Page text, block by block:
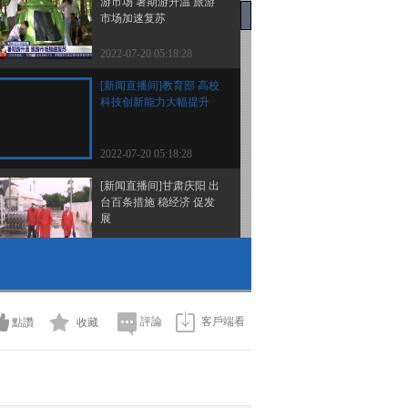
市场加速复苏
2022-07-20 05:18:28
[新闻直播间]教育部 高校
科技创新能力大幅提升
2022-07-20 05:18:28
[新闻直播间]甘肃庆阳 出
台百条措施 稳经济 促发
展
航客流回升
2022-07-20 05:18:28
點讚 收藏 評論 客戶端看